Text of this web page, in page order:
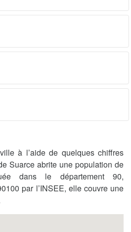
à l’aide de quelques chiffres
Suarce abrite une population de
dans le département 90,
par l’INSEE, elle couvre une